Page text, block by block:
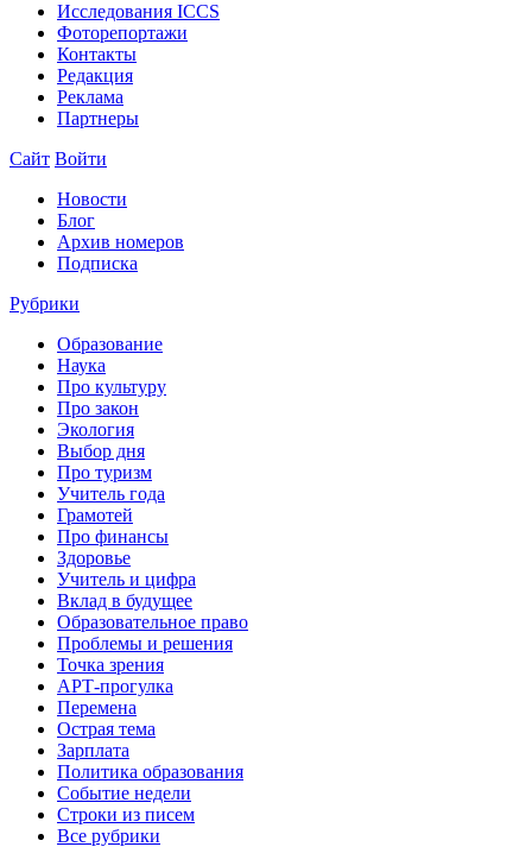
Исследования ICCS
Фоторепортажи
Контакты
Редакция
Реклама
Партнеры
Сайт Войти
Новости
Блог
Архив номеров
Подписка
Рубрики
Образование
Наука
Про культуру
Про закон
Экология
Выбор дня
Про туризм
Учитель года
Грамотей
Про финансы
Здоровье
Учитель и цифра
Вклад в будущее
Образовательное право
Проблемы и решения
Точка зрения
АРТ-прогулка
Перемена
Острая тема
Зарплата
Политика образования
Событие недели
Строки из писем
Все рубрики